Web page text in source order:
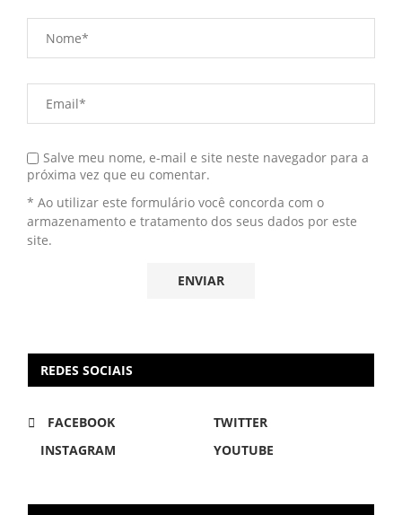
Salve meu nome, e-mail e site neste navegador para a
próxima vez que eu comentar.
* Ao utilizar este formulário você concorda com o
armazenamento e tratamento dos seus dados por este
site.
REDES SOCIAIS
FACEBOOK
TWITTER
INSTAGRAM
YOUTUBE